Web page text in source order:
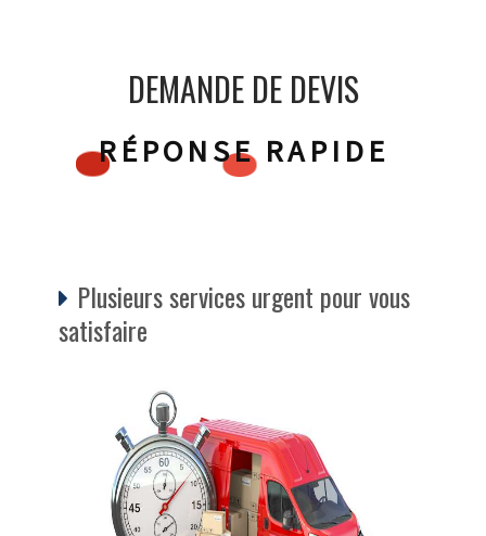
DEMANDE DE DEVIS
RÉPONSE RAPIDE
Plusieurs services urgent pour vous
satisfaire